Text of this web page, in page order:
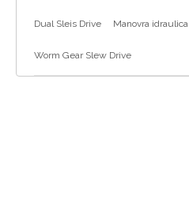
Dual Sleis Drive Manovra idraulica
Worm Gear Slew Drive